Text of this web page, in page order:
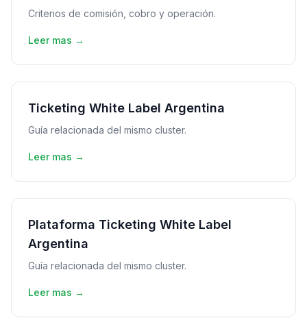
Criterios de comisión, cobro y operación.
Leer mas →
Ticketing White Label Argentina
Guía relacionada del mismo cluster.
Leer mas →
Plataforma Ticketing White Label
Argentina
Guía relacionada del mismo cluster.
Leer mas →